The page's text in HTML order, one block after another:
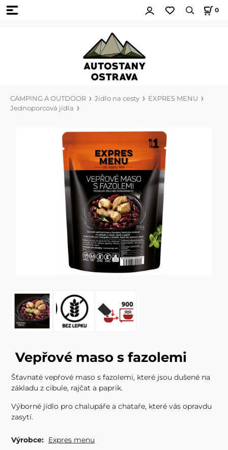
0
CAMPING A OUTDOOR Jídlo na cesty
EXPRES MENU
Jednoporcová jídla
Vepřové maso s fazolemi
Šťavnaté vepřové maso s fazolemi, které jsou dušené na
základu z cibule, rajčat a paprik.
Výborné jídlo pro chalupáře a chataře, které vás opravdu
zasytí.
Výrobce: Expres menu